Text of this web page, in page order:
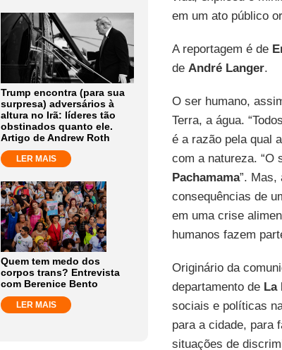
Trump encontra (para sua
surpresa) adversários à
altura no Irã: líderes tão
obstinados quanto ele.
Artigo de Andrew Roth
LER MAIS
Quem tem medo dos
corpos trans? Entrevista
com Berenice Bento
LER MAIS
em um ato público
A reportagem é de
de André Langer.
O ser humano,
Terra, a água.
é a razão pela qual
com a natureza. “O
Pachamama”. Mas,
consequências de
em uma crise
humanos fazem
Originário da
departamento de La
sociais e políticas
para a cidade, para
situações de